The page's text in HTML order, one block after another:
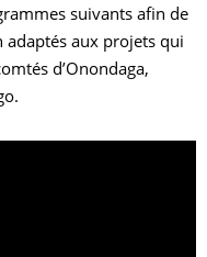
suivants afin de
aux projets qui
d’Onondaga,